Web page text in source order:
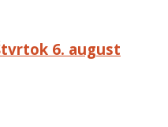
6. august